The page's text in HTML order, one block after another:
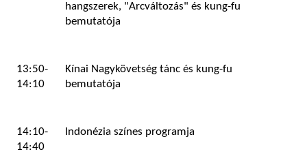
hangszerek, "Arcváltozás" és kung-fu
bemutatója
13:50-
14:10
Kínai Nagykövetség tánc és kung-fu
bemutatója
14:10-
14:40
Indonézia színes programja